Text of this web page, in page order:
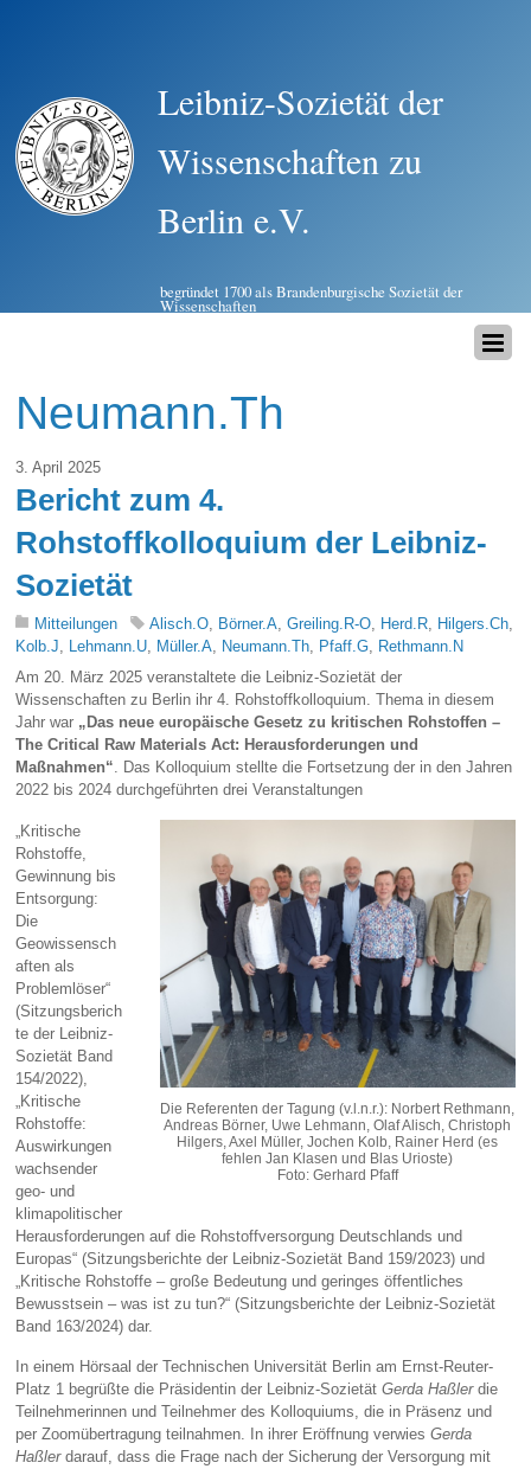
Leibniz-Sozietät der
Wissenschaften zu
Berlin e.V.
begründet 1700 als Brandenburgische Sozietät der
Wissenschaften
Neumann.Th
3. April 2025
Bericht zum 4.
Rohstoffkolloquium der Leibniz-
Sozietät
Mitteilungen Alisch.O, Börner.A,Greiling.R-O, Herd.R, Hilgers.Ch,
Kolb.J, Lehmann.U, Müller.A, Neumann.Th, Pfaff.G, Rethmann.N
Am 20. März 2025 veranstaltete die Leibniz-Sozietät der
Wissenschaften zu Berlin ihr 4. Rohstoffkolloquium. Thema in diesem
Jahr war „Das neue europäische Gesetz zu kritischen Rohstoffen –
The Critical Raw Materials Act: Herausforderungen und
Maßnahmen“. Das Kolloquium stellte die Fortsetzung der in den Jahren
2022 bis 2024 durchgeführten drei Veranstaltungen
Die Referenten der Tagung (v.l.n.r.): Norbert Rethmann,
Andreas Börner, Uwe Lehmann, Olaf Alisch, Christoph
Hilgers, Axel Müller, Jochen Kolb, Rainer Herd (es
fehlen Jan Klasen und Blas Urioste)
Foto: Gerhard Pfaff
„Kritische
Rohstoffe,
Gewinnung bis
Entsorgung:
Die
Geowissensch
aften als
Problemlöser“
(Sitzungsberich
te der Leibniz-
Sozietät Band
154/2022),
„Kritische
Rohstoffe:
Auswirkungen
wachsender
geo- und
klimapolitischer
Herausforderungen auf die Rohstoffversorgung Deutschlands und
Europas“ (Sitzungsberichte der Leibniz-Sozietät Band 159/2023) und
„Kritische Rohstoffe – große Bedeutung und geringes öffentliches
Bewusstsein – was ist zu tun?“ (Sitzungsberichte der Leibniz-Sozietät
Band 163/2024) dar.
In einem Hörsaal der Technischen Universität Berlin am Ernst-Reuter-
Platz 1 begrüßte die Präsidentin der Leibniz-SozietätGerda Haßlerdie
Teilnehmerinnen und Teilnehmer des Kolloquiums, die in Präsenz und
per Zoomübertragung teilnahmen. In ihrer Eröffnung verwiesGerda
Haßlerdarauf, dass die Frage nach der Sicherung der Versorgung mit